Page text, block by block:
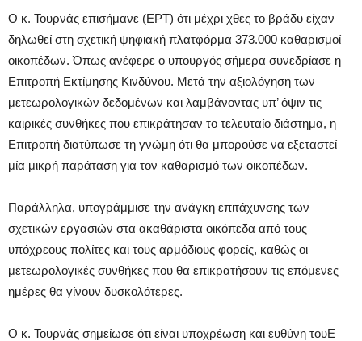
Ο κ. Τουρνάς επισήμανε (ΕΡΤ) ότι μέχρι χθες το βράδυ είχαν
δηλωθεί στη σχετική ψηφιακή πλατφόρμα 373.000 καθαρισμοί
οικοπέδων. Όπως ανέφερε ο υπουργός σήμερα συνεδρίασε η
Επιτροπή Εκτίμησης Κινδύνου. Μετά την αξιολόγηση των
μετεωρολογικών δεδομένων και λαμβάνοντας υπ’ όψιν τις
καιρικές συνθήκες που επικράτησαν το τελευταίο διάστημα, η
Επιτροπή διατύπωσε τη γνώμη ότι θα μπορούσε να εξεταστεί
μία μικρή παράταση για τον καθαρισμό των οικοπέδων.
Παράλληλα, υπογράμμισε την ανάγκη επιτάχυνσης των
σχετικών εργασιών στα ακαθάριστα οικόπεδα από τους
υπόχρεους πολίτες και τους αρμόδιους φορείς, καθώς οι
μετεωρολογικές συνθήκες που θα επικρατήσουν τις επόμενες
ημέρες θα γίνουν δυσκολότερες.
Ο κ. Τουρνάς σημείωσε ότι είναι υποχρέωση και ευθύνη τουΕ